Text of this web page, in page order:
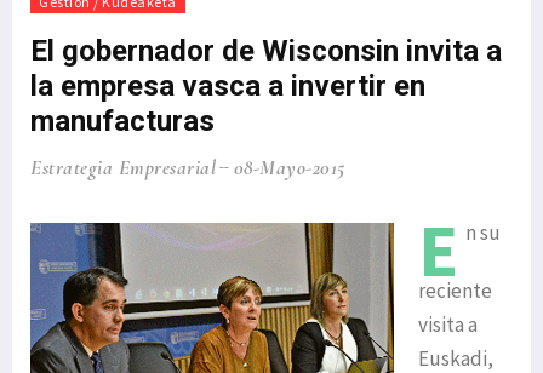
El gobernador de Wisconsin invita a
la empresa vasca a invertir en
manufacturas
Estrategia Empresarial 08-Mayo-2015
E n su
reciente
visita a
Euskadi,